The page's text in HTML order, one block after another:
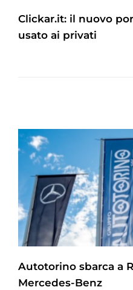
Clickar.it: il nuovo
usato ai privati
Autotorino sbarca a
Mercedes-Benz